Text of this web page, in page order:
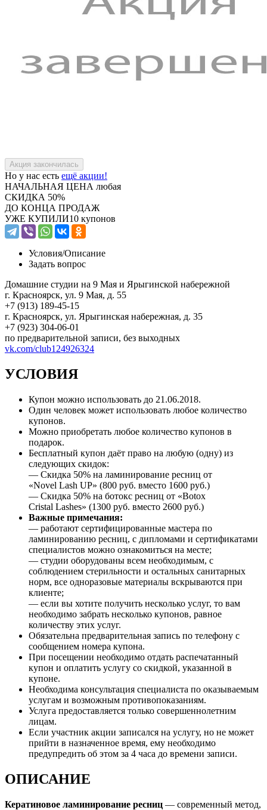
Но у нас есть ещё акции!
НАЧАЛЬНАЯ ЦЕНА любая
СКИДКА 50%
ДО КОНЦА ПРОДАЖ
УЖЕ КУПИЛИ10 купонов
Условия/Описание
Задать вопрос
Домашние студии на 9 Мая и Ярыгинской набережной
г. Красноярск, ул. 9 Мая, д. 55
+7 (913) 189-45-15
г. Красноярск, ул. Ярыгинская набережная, д. 35
+7 (923) 304-06-01
по предварительной записи, без выходных
vk.com/club124926324
УСЛОВИЯ
Купон можно использовать до 21.06.2018.
Один человек может использовать любое количество
купонов.
Можно приобретать любое количество купонов в
подарок.
Бесплатный купон даёт право на любую (одну) из
следующих скидок:
— Скидка 50% на ламинирование ресниц от
«Novel Lash UP» (800 руб. вместо 1600 руб.)
— Скидка 50% на ботокс ресниц от «Botox
Cristal Lashes» (1300 руб. вместо 2600 руб.)
Важные примечания:
— работают сертифицированные мастера по
ламинированию ресниц, с дипломами и сертификатами
специалистов можно ознакомиться на месте;
— студии оборудованы всем необходимым, с
соблюдением стерильности и остальных санитарных
норм, все одноразовые материалы вскрываются при
клиенте;
— если вы хотите получить несколько услуг, то вам
необходимо забрать несколько купонов, равное
количеству этих услуг.
Обязательна предварительная запись по телефону с
сообщением номера купона.
При посещении необходимо отдать распечатанный
купон и оплатить услугу со скидкой, указанной в
купоне.
Необходима консультация специалиста по оказываемым
услугам и возможным противопоказаниям.
Услуга предоставляется только совершеннолетним
лицам.
Если участник акции записался на услугу, но не может
прийти в назначенное время, ему необходимо
предупредить об этом за 4 часа до времени записи.
ОПИСАНИЕ
Кератиновое ламинирование ресниц — современный метод,